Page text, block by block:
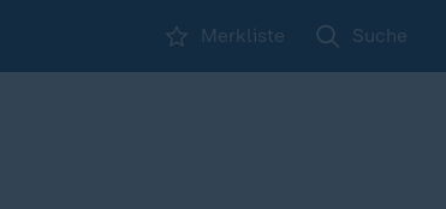
Merkliste Suche